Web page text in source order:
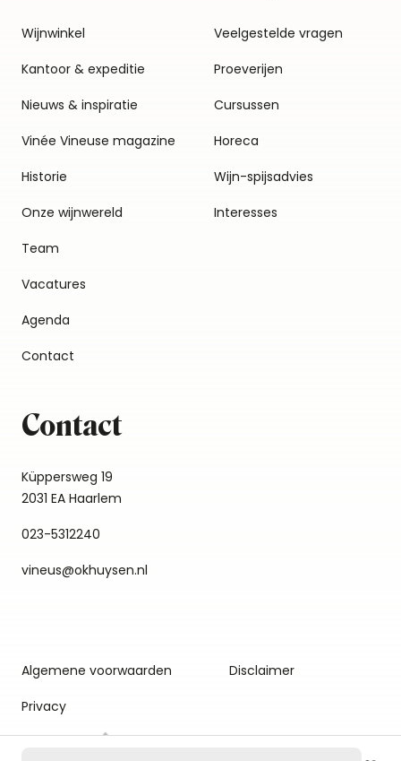
Wijnwinkel
Kantoor & expeditie
Nieuws & inspiratie
Vinée Vineuse magazine
Historie
Onze wijnwereld
Team
Vacatures
Agenda
Contact
Veelgestelde vragen
Proeverijen
Cursussen
Horeca
Wijn-spijsadvies
Interesses
Contact
Küppersweg 19
2031 EA Haarlem
023-5312240
vineus@okhuysen.nl
Algemene voorwaarden
Disclaimer
Privacy